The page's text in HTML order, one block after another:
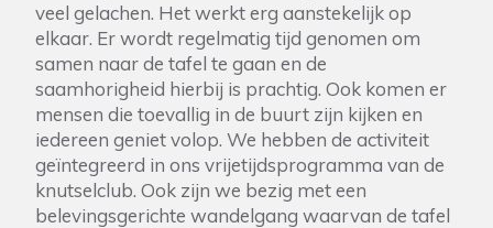
veel gelachen. Het werkt erg aanstekelijk op
elkaar. Er wordt regelmatig tijd genomen om
samen naar de tafel te gaan en de
saamhorigheid hierbij is prachtig. Ook komen er
mensen die toevallig in de buurt zijn kijken en
iedereen geniet volop. We hebben de activiteit
geïntegreerd in ons vrijetijdsprogramma van de
knutselclub. Ook zijn we bezig met een
belevingsgerichte wandelgang waarvan de tafel